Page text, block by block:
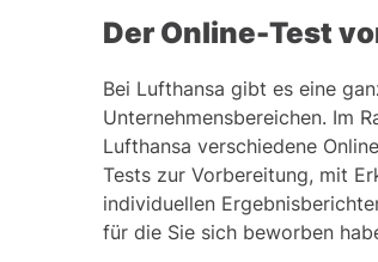
Erfahren Sie, wie Sie
Stellen Sie sich auf den
Das erwartet Sie, wenn
Seien Sie bereit für das
Der Online-Test
Bei Lufthansa gibt es eine
Unternehmensbereichen. Im
Lufthansa verschiedene
Tests zur Vorbereitung, mit
individuellen
für die Sie sich beworben